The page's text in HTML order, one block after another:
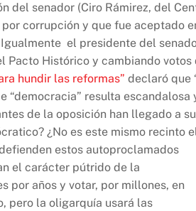
del senador (Ciro Rámirez, del
corrupción y que fue aceptado
el presidente del
Pacto Histórico y cambiando votos
hundir las reformas” declaró que
“democracia” resulta escandalosa
de la oposición han llegado a
¿No es este mismo recinto
estos autoproclamados
el carácter pútrido de la
por años y votar, por millones, en
pero la oligarquía usará las